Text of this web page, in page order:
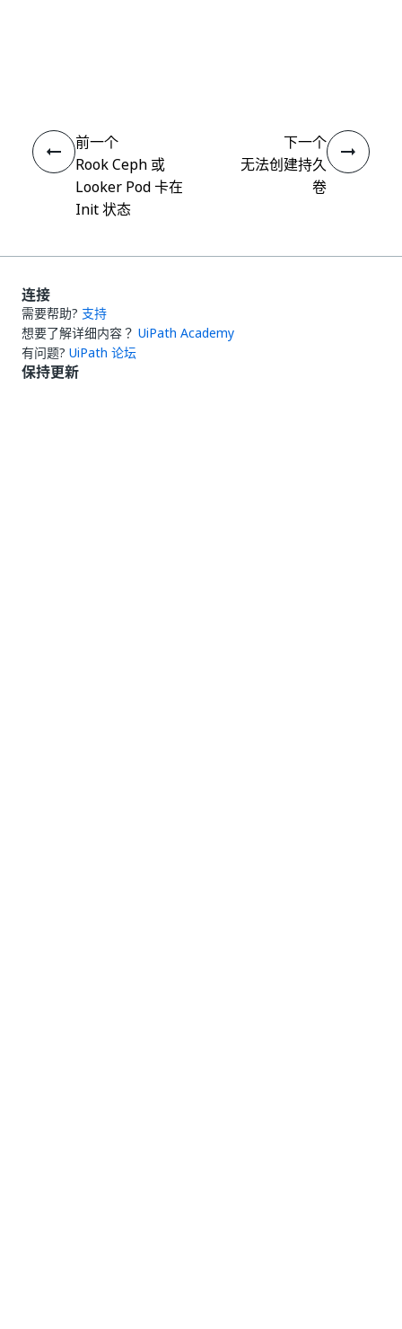
前一个
Rook Ceph 或
Looker Pod 卡在
Init 状态
下一个
无法创建持久
卷
连接
需要帮助? 支持
想要了解详细内容？ UiPath Academy
有问题? UiPath 论坛
保持更新